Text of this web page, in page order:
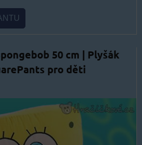
50 cm | Plyšák
pro děti